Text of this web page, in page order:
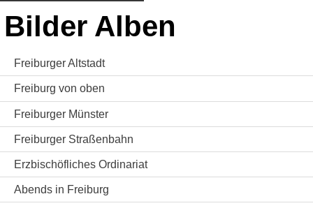
Bilder Alben
Freiburger Altstadt
Freiburg von oben
Freiburger Münster
Freiburger Straßenbahn
Erzbischöfliches Ordinariat
Abends in Freiburg